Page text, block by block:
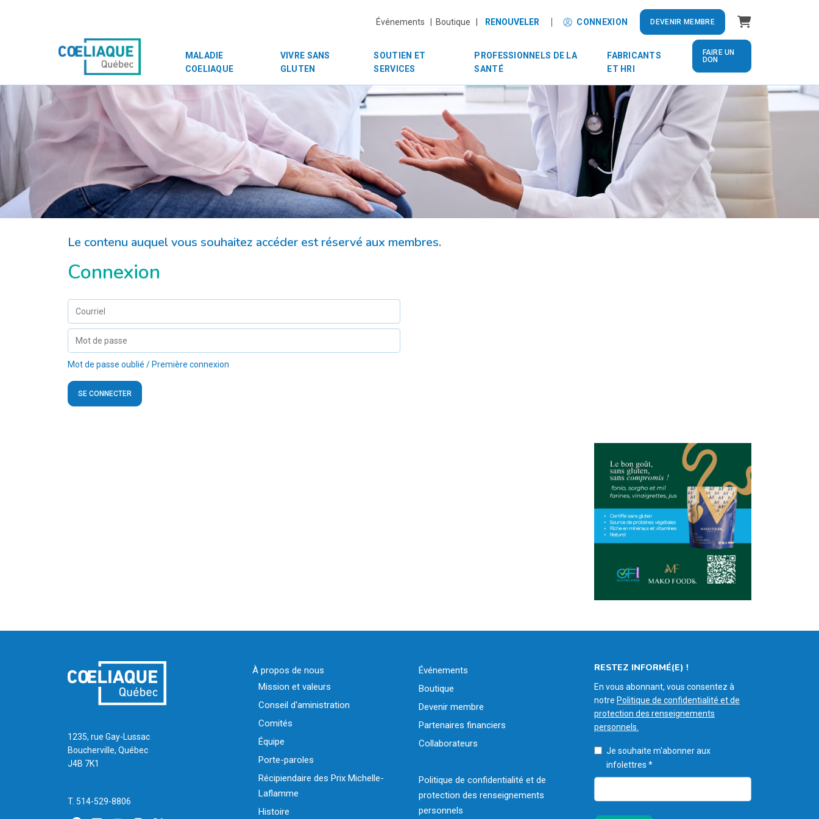
Événements |Boutique | RENOUVELER DEVENIR MEMBRE
CONNEXION Panier
MALADIE
COELIAQUE
VIVRE SANS
GLUTEN
SOUTIEN ET
SERVICES
PROFESSIONNELS DE LA
SANTÉ
FABRICANTS
ET HRI
FAIRE UN
DON
Le contenu auquel vous souhaitez accéder est réservé aux membres.
Connexion
Mot de passe oublié / Première connexion
1235, rue Gay-Lussac
Boucherville, Québec
J4B 7K1
T. 514-529-8806
À propos de nous
Mission et valeurs
Conseil d'aministration
Comités
Équipe
Porte-paroles
Récipiendaire des Prix Michelle-
Laflamme
Histoire
Événements
Boutique
Devenir membre
Partenaires financiers
Collaborateurs
Politique de confidentialité et de
protection des renseignements
personnels
RESTEZ INFORMÉ(E) !
En vous abonnant, vous consentez à
notre Politique de confidentialité et de
protection des renseignements
personnels.
Je souhaite m'abonner aux
infolettres *